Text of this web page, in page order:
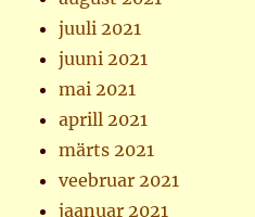
juuli 2021
juuni 2021
mai 2021
aprill 2021
märts 2021
veebruar 2021
jaanuar 2021